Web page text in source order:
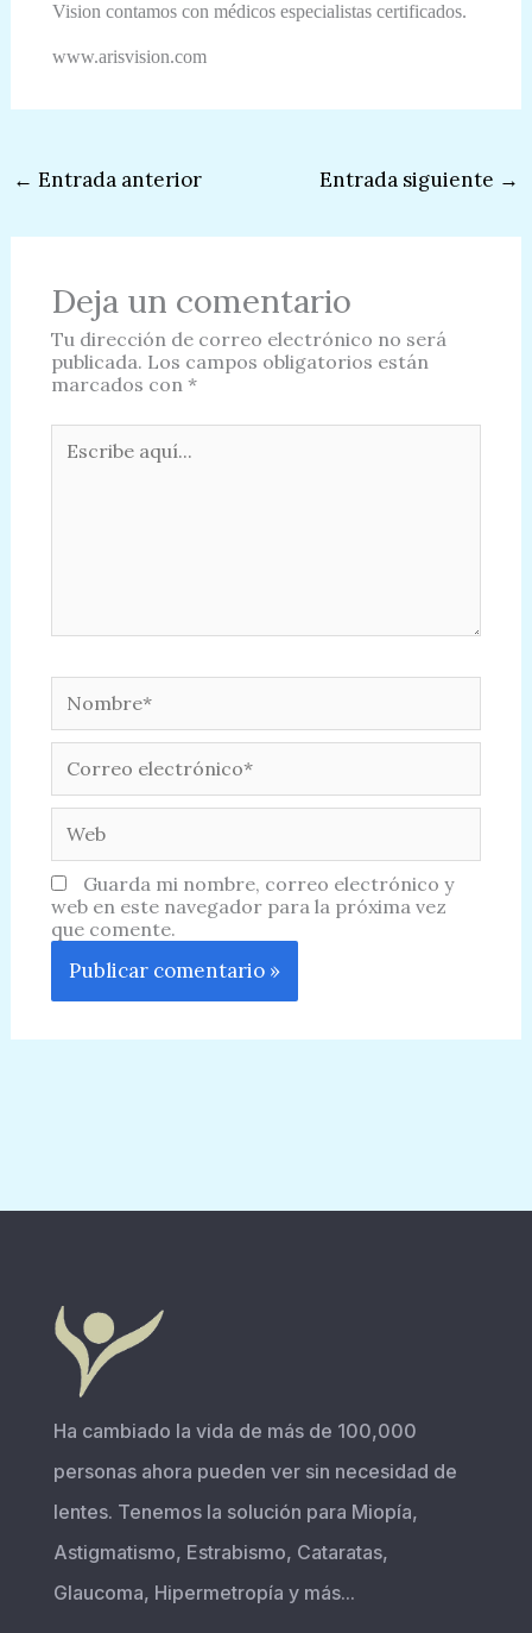
Vision contamos con médicos especialistas certificados.
www.arisvision.com
← Entrada anterior Entrada siguiente →
Deja un comentario
Tu dirección de correo electrónico no será
publicada. Los campos obligatorios están
marcados con *
Escribe
aquí...
Nombre*
Correo
electrónico*
Web
Guarda mi nombre, correo electrónico y
web en este navegador para la próxima vez
que comente.
Ha cambiado la vida de más de 100,000
personas ahora pueden ver sin necesidad de
lentes. Tenemos la solución para Miopía,
Astigmatismo, Estrabismo, Cataratas,
Glaucoma, Hipermetropía y más...